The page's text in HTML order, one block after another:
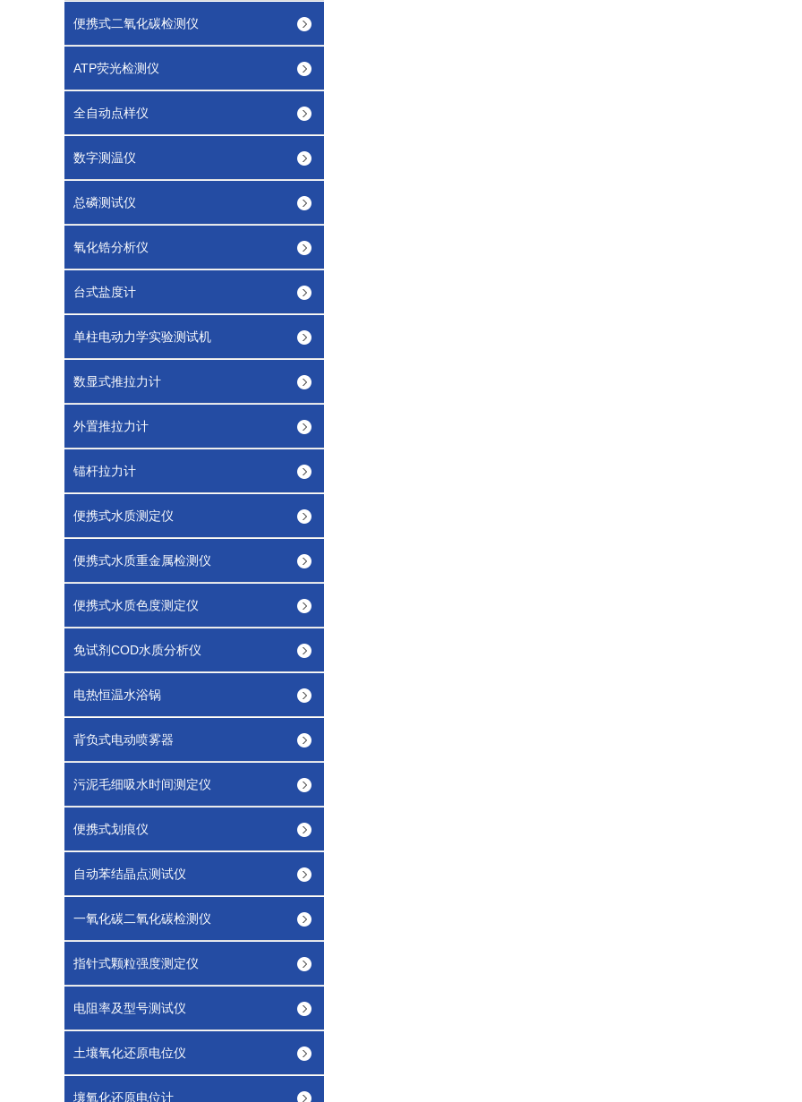
便携式二氧化碳检测仪
ATP荧光检测仪
全自动点样仪
数字测温仪
总磷测试仪
氧化锆分析仪
台式盐度计
单柱电动力学实验测试机
数显式推拉力计
外置推拉力计
锚杆拉力计
便携式水质测定仪
便携式水质重金属检测仪
便携式水质色度测定仪
免试剂COD水质分析仪
电热恒温水浴锅
背负式电动喷雾器
污泥毛细吸水时间测定仪
便携式划痕仪
自动苯结晶点测试仪
一氧化碳二氧化碳检测仪
指针式颗粒强度测定仪
电阻率及型号测试仪
土壤氧化还原电位仪
壤氧化还原电位计